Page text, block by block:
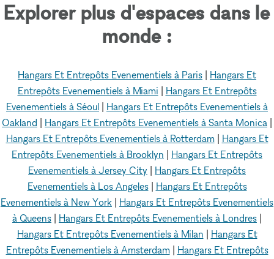
Explorer plus d'espaces dans le
monde :
Hangars Et Entrepôts Evenementiels à Paris
Hangars Et
Entrepôts Evenementiels à Miami
Hangars Et Entrepôts
Evenementiels à Séoul
Hangars Et Entrepôts Evenementiels à
Oakland
Hangars Et Entrepôts Evenementiels à Santa Monica
Hangars Et Entrepôts Evenementiels à Rotterdam| Hangars Et
Entrepôts Evenementiels à Brooklyn
Hangars Et Entrepôts
Evenementiels à Jersey City
Hangars Et Entrepôts
Evenementiels à Los Angeles| Hangars Et Entrepôts
Evenementiels à New York
Hangars Et Entrepôts Evenementiels
à Queens
Hangars Et Entrepôts Evenementiels à Londres
Hangars Et Entrepôts Evenementiels à Milan
Hangars Et
Entrepôts Evenementiels à Amsterdam| Hangars Et Entrepôts